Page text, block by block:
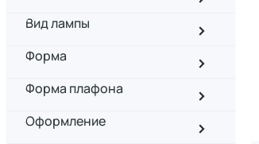
Вид лампы
Форма
Форма плафона
Оформление